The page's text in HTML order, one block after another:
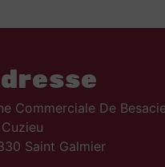
Commerciale De
Saint Galmier